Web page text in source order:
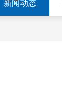
新闻动态